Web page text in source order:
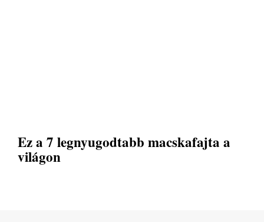
Ez a 7 legnyugodtabb macskafajta a
világon